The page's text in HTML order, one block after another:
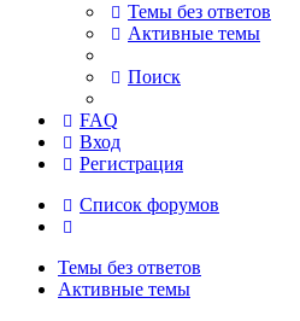
Темы без ответов
Активные темы
Поиск
FAQ
Вход
Регистрация
Список форумов
Темы без ответов
Активные темы